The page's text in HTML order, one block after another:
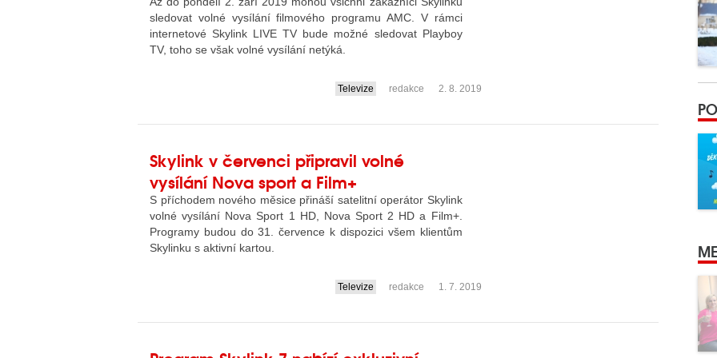
sledovat volné vysílání filmového programu AMC. V rámci
internetové Skylink LIVE TV bude možné sledovat Playboy
TV, toho se však volné vysílání netýká.
Televize redakce 2. 8. 2019
Skylink v červenci připravil volné
vysílání Nova sport a Film+
S příchodem nového měsice přináší satelitní operátor Skylink
volné vysílání Nova Sport 1 HD, Nova Sport 2 HD a Film+.
Programy budou do 31. července k dispozici všem klientům
Skylinku s aktivní kartou.
Televize redakce 1. 7. 2019